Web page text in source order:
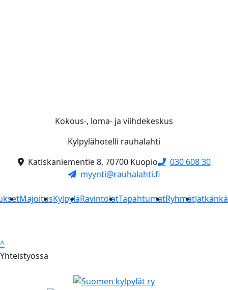
Kokous-, loma- ja viihdekeskus
Kylpylähotelli rauhalahti
Katiskaniementie 8, 70700 Kuopio
030 608 30
myynti@rauhalahti.fi
MajoitusKylpyläRavintolatTapahtumatRyhmät
^
Yhteistyössä